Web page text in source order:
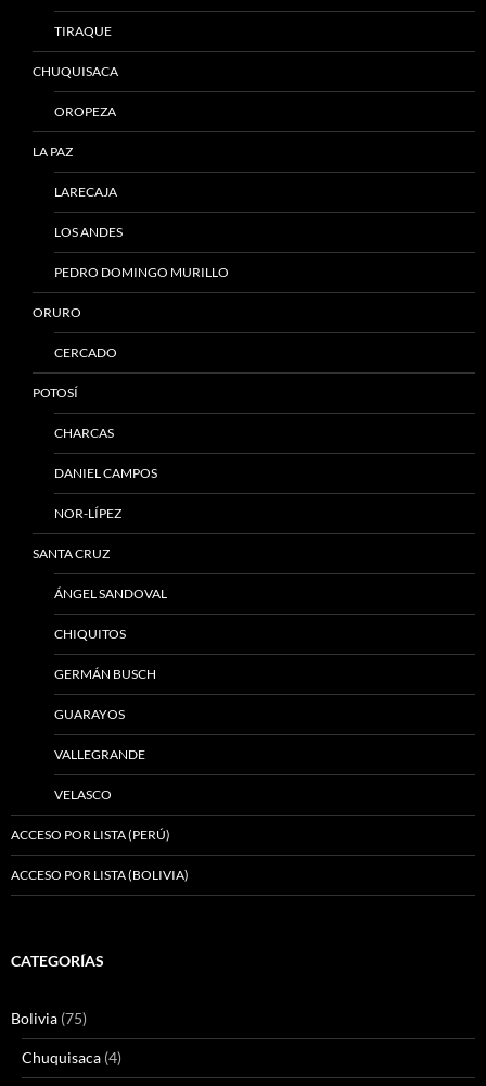
TIRAQUE
CHUQUISACA
OROPEZA
LA PAZ
LARECAJA
LOS ANDES
PEDRO DOMINGO MURILLO
ORURO
CERCADO
POTOSÍ
CHARCAS
DANIEL CAMPOS
NOR-LÍPEZ
SANTA CRUZ
ÁNGEL SANDOVAL
CHIQUITOS
GERMÁN BUSCH
GUARAYOS
VALLEGRANDE
VELASCO
ACCESO POR LISTA (PERÚ)
ACCESO POR LISTA (BOLIVIA)
CATEGORÍAS
Bolivia (75)
Chuquisaca (4)